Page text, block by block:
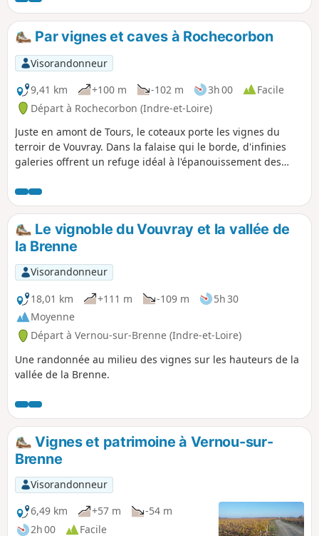
et sa charpente, ainsi que la merveilleuse Abbaye de
Marmoutier sur la fin du parcours. C'est un trajet sans
aucune difficulté, si vous êtes inquiet par la durée, sachez
qu'il existe de nombreux moyens de le raccourcir.
Par vignes et caves à Rochecorbon
Visorandonneur
9,41 km
+100 m -102 m 3h 00
Facile
Départ à Rochecorbon (Indre-et-Loire)
Juste en amont de Tours, le coteaux porte les vignes du
terroir de Vouvray. Dans la falaise qui le borde, d'infinies
galeries offrent un refuge idéal à l'épanouissement des
serpenter entre vignes et caves dans un environnement où
le tuffeau donne à chaque maison un air de palais.
Le vignoble du Vouvray et la vallée de
la Brenne
Visorandonneur
18,01 km
+111 m -109 m
5h 30
Moyenne
Départ à Vernou-sur-Brenne (Indre-et-Loire)
Une randonnée au milieu des vignes sur les hauteurs de la
vallée de la Brenne.
Vignes et patrimoine à Vernou-sur-
Brenne
Visorandonneur
6,49 km
+57 m
-54 m
2h 00
Facile